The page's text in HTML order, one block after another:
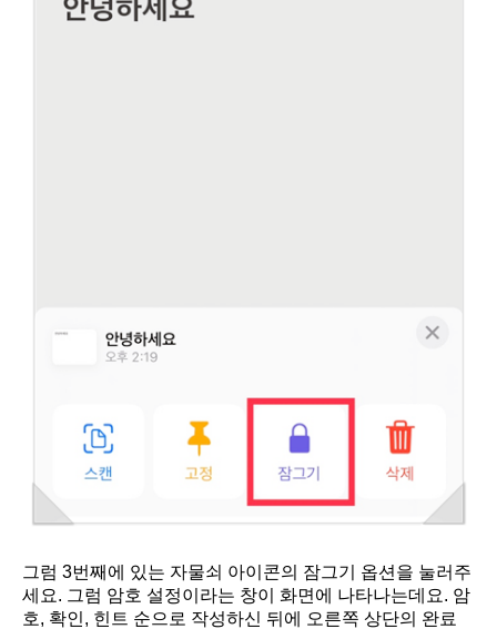
그럼 3번째에 있는 자물쇠 아이콘의 잠그기 옵션을 눌러주
세요. 그럼 암호 설정이라는 창이 화면에 나타나는데요. 암
호, 확인, 힌트 순으로 작성하신 뒤에 오른쪽 상단의 완료